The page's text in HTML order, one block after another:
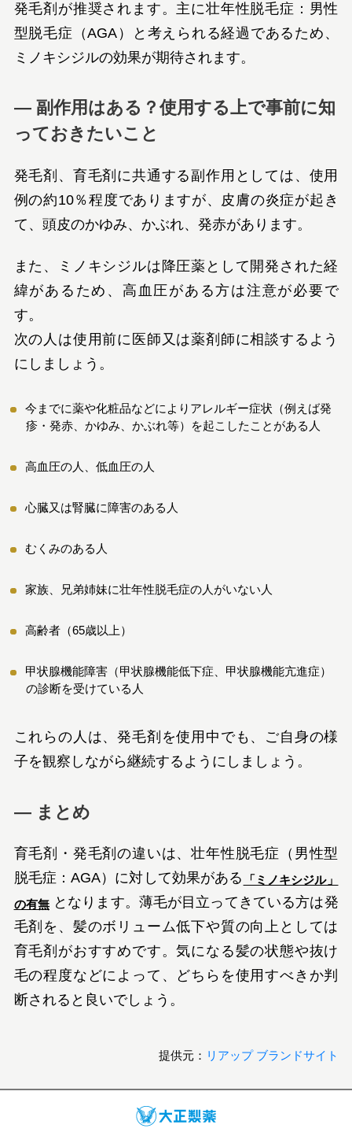
発毛剤が推奨されます。主に壮年性脱毛症：男性
型脱毛症（AGA）と考えられる経過であるため、
ミノキシジルの効果が期待されます。
― 副作用はある？使用する上で事前に知
っておきたいこと
発毛剤、育毛剤に共通する副作用としては、使用
例の約10％程度でありますが、皮膚の炎症が起き
て、頭皮のかゆみ、かぶれ、発赤があります。
また、ミノキシジルは降圧薬として開発された経
緯があるため、高血圧がある方は注意が必要で
す。
次の人は使用前に医師又は薬剤師に相談するよう
にしましょう。
今までに薬や化粧品などによりアレルギー症状（例えば発
疹・発赤、かゆみ、かぶれ等）を起こしたことがある人
高血圧の人、低血圧の人
心臓又は腎臓に障害のある人
むくみのある人
家族、兄弟姉妹に壮年性脱毛症の人がいない人
高齢者（65歳以上）
甲状腺機能障害（甲状腺機能低下症、甲状腺機能亢進症）
の診断を受けている人
これらの人は、発毛剤を使用中でも、ご自身の様
子を観察しながら継続するようにしましょう。
― まとめ
育毛剤・発毛剤の違いは、壮年性脱毛症（男性型
脱毛症：AGA）に対して効果がある
「ミノキシジル」
の有無となります。薄毛が目立ってきている方は発
毛剤を、髪のボリューム低下や質の向上としては
育毛剤がおすすめです。気になる髪の状態や抜け
毛の程度などによって、どちらを使用すべきか判
断されると良いでしょう。
提供元： リアップ ブランドサイト